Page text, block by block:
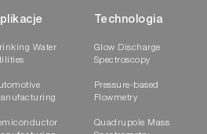
Water
Technologia
Glow Discharge
Spectroscopy
Pressure-based
Flowmetry
Quadrupole Mass